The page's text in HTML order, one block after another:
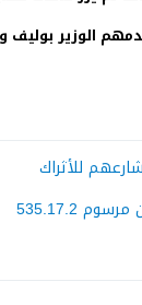
الوزير بوليف
للأثراك
535.17.2